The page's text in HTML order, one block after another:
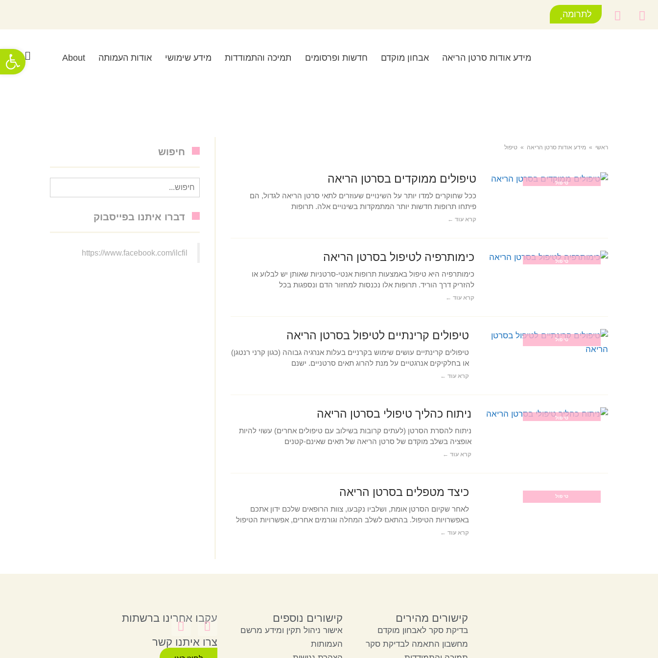
לתרומה
מידע אודות סרטן הריאה אבחון מוקדם חדשות ופרסומים תמיכה והתמודדות מידע שימושי אודות העמותה About
ראשי » מידע אודות סרטן הריאה » טיפול
טיפול טיפולים ממוקדים בסרטן הריאה
ככל שחוקרים למדו יותר על השינויים שעוזרים לתאי סרטן הריאה לגדול, הם
פיתחו תרופות חדשות יותר המתמקדות בשינויים אלה. תרופות
קרא עוד ←
טיפול כימותרפיה לטיפול בסרטן הריאה
כימותרפיה היא טיפול באמצעות תרופות אנטי-סרטניות שאותן יש לבלוע או
להזריק דרך הוריד. תרופות אלו נכנסות למחזור הדם ונספגות בכל
קרא עוד ←
טיפול טיפולים קרינתיים לטיפול בסרטן הריאה
טיפולים קרינתיים עושים שימוש בקרניים בעלות אנרגיה גבוהה (כגון קרני רנטגן)
או בחלקיקים אנרגטיים על מנת להרוג תאים סרטניים. ישנם
קרא עוד ←
טיפול ניתוח כהליך טיפולי בסרטן הריאה
ניתוח להסרת הסרטן (לעתים קרובות בשילוב עם טיפולים אחרים) עשוי להיות
אופציה בשלב מוקדם של סרטן הריאה של תאים שאינם-קטנים
קרא עוד ←
טיפול כיצד מטפלים בסרטן הריאה
לאחר שקיום הסרטן אומת, ושלביו נקבעו, צוות הרופאים שלכם ידון אתכם
באפשרויות הטיפול. בהתאם לשלב המחלה וגורמים אחרים, אפשרויות הטיפול
קרא עוד ←
חיפוש
עבור:
דברו איתנו בפייסבוק
https://www.facebook.com/ilcfil
קישורים מהירים
בדיקת סקר לאבחון מוקדם
מחשבון התאמה לבדיקת סקר
קישורים נוספים
אישור ניהול תקין ומידע מרשם
העמותות
עקבו אחרינו ברשתות
צרו איתנו קשר
פתח